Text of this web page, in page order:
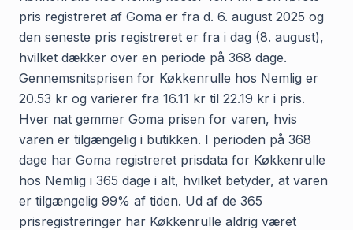
pris registreret af Goma er fra d. 6. august 2025 og
den seneste pris registreret er fra i dag (8. august),
hvilket dækker over en periode på 368 dage.
Gennemsnitsprisen for Køkkenrulle hos Nemlig er
20.53 kr og varierer fra 16.11 kr til 22.19 kr i pris.
Hver nat gemmer Goma prisen for varen, hvis
varen er tilgængelig i butikken. I perioden på 368
dage har Goma registreret prisdata for Køkkenrulle
hos Nemlig i 365 dage i alt, hvilket betyder, at varen
er tilgængelig 99% af tiden. Ud af de 365
prisregistreringer har Køkkenrulle aldrig været